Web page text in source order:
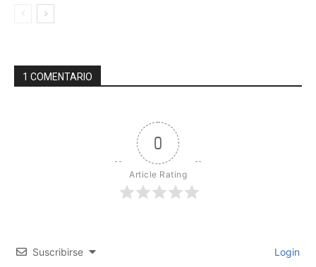
1 COMENTARIO
0
Article Rating
Suscribirse Login